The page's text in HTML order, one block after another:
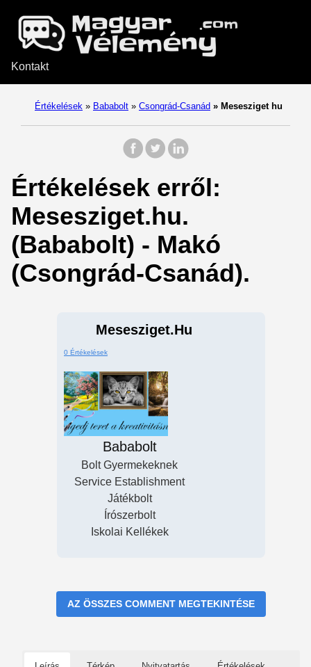
Kontakt
Értékelések » Bababolt » Csongrád-Csanád » Mesesziget hu
Értékelések erről:
Mesesziget.hu.
(Bababolt) - Makó
(Csongrád-Csanád).
Mesesziget.hu
0 Értékelések
Bababolt
Bolt Gyermekeknek
Service Establishment
Játékbolt
Írószerbolt
Iskolai Kellékek
AZ ÖSSZES COMMENT MEGTEKINTÉSE